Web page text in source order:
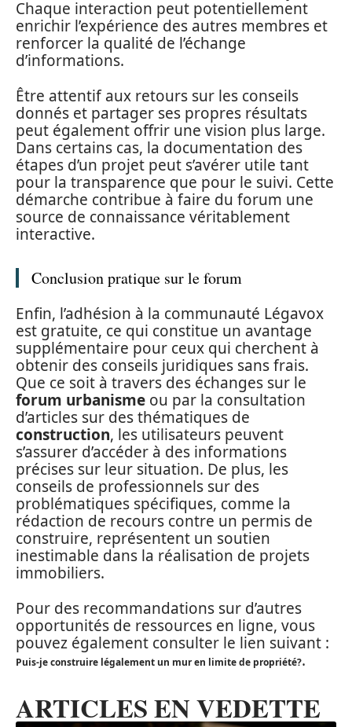
Chaque interaction peut potentiellement
enrichir l’expérience des autres membres et
renforcer la qualité de l’échange
d’informations.
Être attentif aux retours sur les conseils
donnés et partager ses propres résultats
peut également offrir une vision plus large.
Dans certains cas, la documentation des
étapes d’un projet peut s’avérer utile tant
pour la transparence que pour le suivi. Cette
démarche contribue à faire du forum une
source de connaissance véritablement
interactive.
Conclusion pratique sur le forum
Enfin, l’adhésion à la communauté Légavox
est gratuite, ce qui constitue un avantage
supplémentaire pour ceux qui cherchent à
obtenir des conseils juridiques sans frais.
Que ce soit à travers des échanges sur le
forum urbanisme ou par la consultation
d’articles sur des thématiques de
construction, les utilisateurs peuvent
s’assurer d’accéder à des informations
précises sur leur situation. De plus, les
conseils de professionnels sur des
problématiques spécifiques, comme la
rédaction de recours contre un permis de
construire, représentent un soutien
inestimable dans la réalisation de projets
immobiliers.
Pour des recommandations sur d’autres
opportunités de ressources en ligne, vous
pouvez également consulter le lien suivant :
Puis-je construire légalement un mur en limite de propriété?.
ARTICLES EN VEDETTE